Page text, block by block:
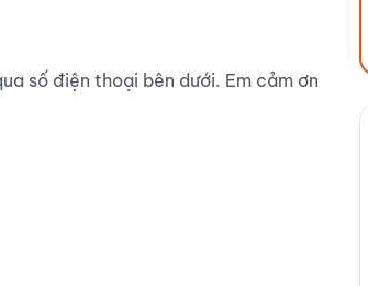
số điện thoại bên dưới. Em cảm ơn